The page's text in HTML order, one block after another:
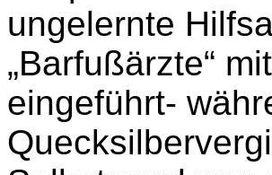
ungelernte
„Barfußärzte“
eingeführt-